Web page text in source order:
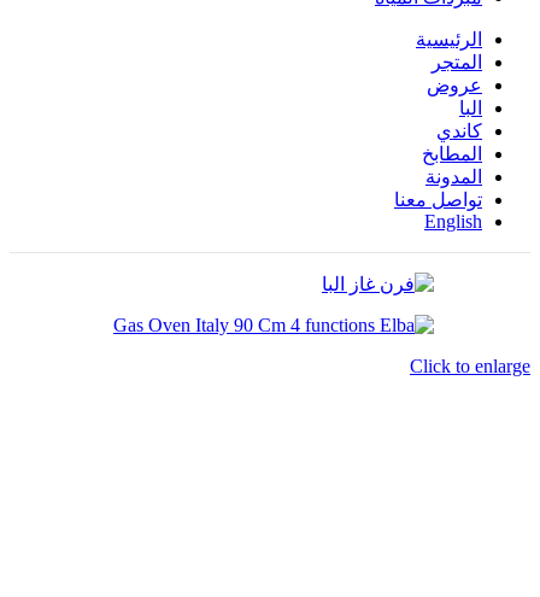
الرئيسية
المتجر
عروض
البا
كاندي
المطابخ
المدونة
تواصل معنا
English
Click to enlarge